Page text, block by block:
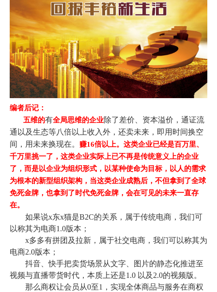
编者后记：
五维的有全局思维的企业除了差价、资本溢价，通证流
通以及生态等八倍以上收入外，还卖未来，即用时间换空
间，用未来换现在。 赚16倍以上。这类企业已经是百万里、
千万里挑一了，这类企业实际上已不再是传统意义上的企业
了，而是以企业为组织形式，以某种使命为目标，以人的需求
为根本的新型组织架构，当这类企业成熟后，不但拿到了全球
免死金牌，也拿到了时代免死金牌，会在可见的未来一直存
在。
如果说x东x猫是B2C的关系，属于传统电商，我们可
以称其为电商1.0版本；
x多多有拼团及拉新，属于社交电商，我们可以称其为
电商2.0版本；
抖音、快手把卖货场景从文字、图片的静态化推进至
视频与直播带货时代，本质上还是1.0 以及2.0的视频版。
那么商权让会员从0至1，实现全体商品与服务在商权